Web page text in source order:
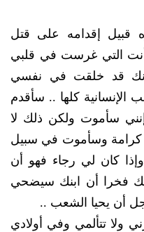
قبيل إقدامه على قتل
أنت التي غرست في قلبي
قد خلقت في نفسي
كلها .. سأقدم
سأموت ولكن ذلك لا
كرامة وسأموت في سبيل
كان لي رجاء فهو أن
فخرا أن ابنك سيضحي
أن يحيا الشعب ..
ولا تتألمي وفي أولادي